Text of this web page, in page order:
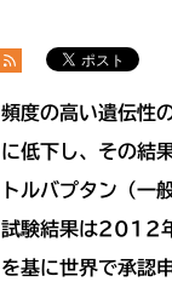
頻度の高い遺伝性
に低下し、その結
トルバプタン（
試験結果は2012年
を基に世界で承認